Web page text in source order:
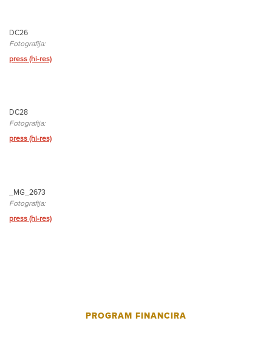
DC26
Fotografija:
press (hi-res)
DC28
Fotografija:
press (hi-res)
_MG_2673
Fotografija:
press (hi-res)
PROGRAM FINANCIRA